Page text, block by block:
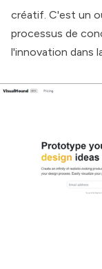
créatif. C'est un
processus de
l'innovation dans